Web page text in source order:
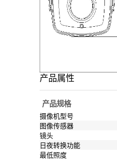
产品属性
产品规格
摄像机型号
图像传感器
镜头
日夜转换功能
最低照度